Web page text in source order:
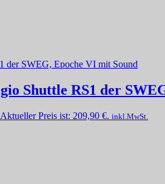
Shuttle RS1 der
Aktueller Preis ist: 209,90 €. inkl.MwSt.